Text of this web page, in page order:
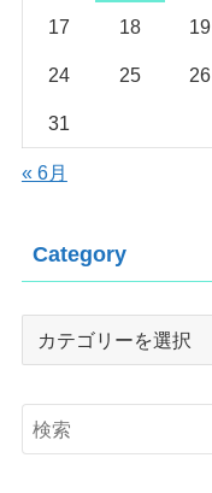
17 18 19
24 25 26
31
« 6月
Category
Category